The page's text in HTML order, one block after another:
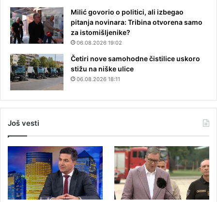
Milić govorio o politici, ali izbegao
pitanja novinara: Tribina otvorena samo
za istomišljenike?
06.08.2026 19:02
Četiri nove samohodne čistilice uskoro
stižu na niške ulice
06.08.2026 18:11
Još vesti